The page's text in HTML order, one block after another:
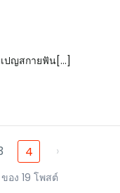
ปญสกายฟัน[...]
4 ›
อง 19 โพสต์